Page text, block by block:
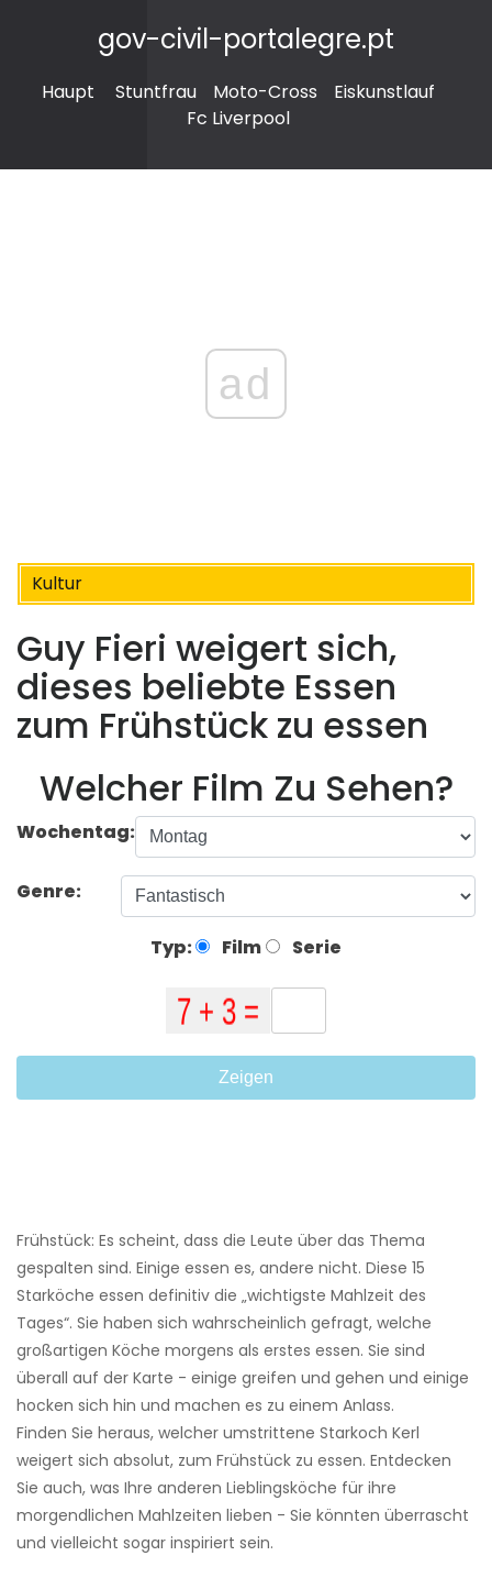
gov-civil-portalegre.pt
Haupt Stuntfrau Moto-Cross
Eiskunstlauf
Fc Liverpool
ad
Kultur
Guy Fieri weigert sich,
dieses beliebte Essen
zum Frühstück zu essen
Welcher Film Zu Sehen?
Wochentag:
Genre:
Typ: Film Serie
Zeigen
Frühstück: Es scheint, dass die Leute über das Thema
gespalten sind. Einige essen es, andere nicht. Diese 15
Starköche essen definitiv die „wichtigste Mahlzeit des
Tages“. Sie haben sich wahrscheinlich gefragt, welche
großartigen Köche morgens als erstes essen. Sie sind
überall auf der Karte - einige greifen und gehen und einige
hocken sich hin und machen es zu einem Anlass.
Finden Sie heraus, welcher umstrittene Starkoch Kerl
weigert sich absolut, zum Frühstück zu essen. Entdecken
Sie auch, was Ihre anderen Lieblingsköche für ihre
morgendlichen Mahlzeiten lieben - Sie könnten überrascht
und vielleicht sogar inspiriert sein.